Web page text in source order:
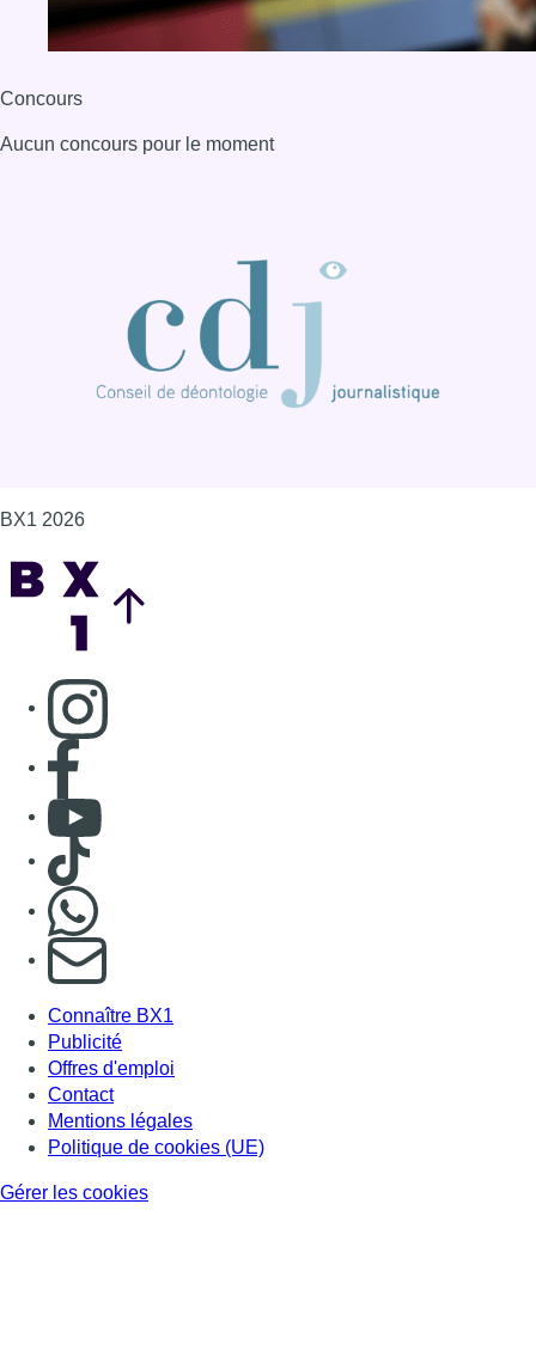
Concours
Aucun concours pour le moment
BX1 2026
Consulter page Instagram
Consulter page Facebook
Consulter Youtube
Consulter TikTok
S'abonner à notre newsletter
Connaître BX1
Publicité
Offres d'emploi
Contact
Mentions légales
Politique de cookies (UE)
Gérer les cookies